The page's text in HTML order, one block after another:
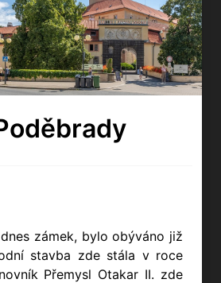
zámek, bylo obýváno již
stavba zde stála v roce
Přemysl Otakar II. zde